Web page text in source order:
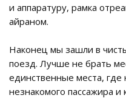
и аппаратуру, рамка
айраном.
Наконец мы зашли в
поезд. Лучше не брать
единственные места,
незнакомого пассажира и